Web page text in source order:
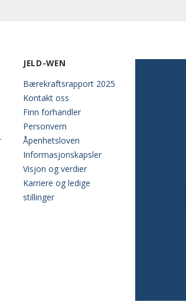
JELD-WEN
Bærekraftsrapport 2025
Kontakt oss
Finn forhandler
Personvern
Åpenhetsloven
Informasjonskapsler
Visjon og verdier
Karriere og ledige
stillinger